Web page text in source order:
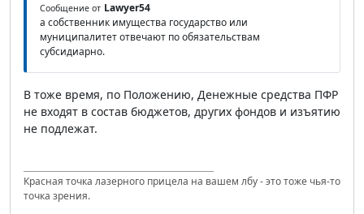
Сообщение от Lawyer54
а собственник имущества государство или
муниципалитет отвечают по обязательствам
субсидиарно.
В тоже время, по Положению, Денежные средства ПФР
не входят в состав бюджетов, других фондов и изъятию
не подлежат.
Красная точка лазерного прицела на вашем лбу - это тоже чья-то
точка зрения.